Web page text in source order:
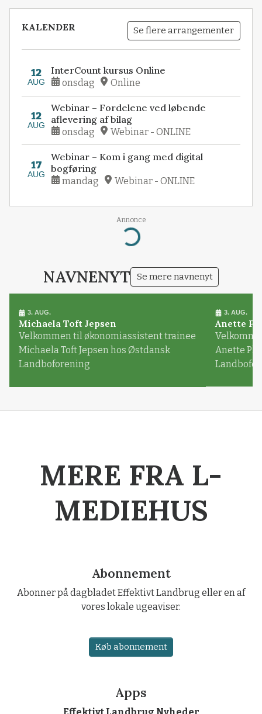
KALENDER Se flere arrangementer
12
AUG
InterCount kursus Online
onsdag Online
12
AUG
Webinar – Fordelene ved løbende
aflevering af bilag
onsdag Webinar - ONLINE
17
AUG
Webinar – Kom i gang med digital
bogføring
mandag Webinar - ONLINE
Annonce
Loading...
NAVNENYT Se mere navnenyt
3. AUG.
Michaela Toft Jepsen
Velkommen til økonomiassistent trainee
Michaela Toft Jepsen hos Østdansk
Landboforening
3. AUG.
Anette
Anette
MERE FRA L-
MEDIEHUS
Abonnement
Abonner på dagbladet Effektivt Landbrug eller en af
vores lokale ugeaviser.
Køb abonnement
Apps